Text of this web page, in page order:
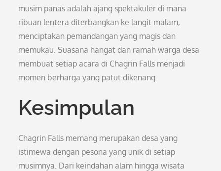
musim panas adalah ajang spektakuler di mana
ribuan lentera diterbangkan ke langit malam,
menciptakan pemandangan yang magis dan
memukau. Suasana hangat dan ramah warga desa
membuat setiap acara di Chagrin Falls menjadi
momen berharga yang patut dikenang.
Kesimpulan
Chagrin Falls memang merupakan desa yang
istimewa dengan pesona yang unik di setiap
musimnya. Dari keindahan alam hingga wisata